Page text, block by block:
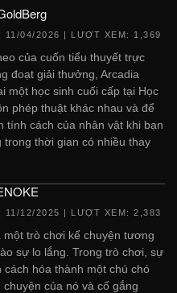
11/04/2026 | LƯỢT XEM: 1,369
của cuốn tiểu thuyết trực
đoạt giải thưởng, Arcadia
một học sinh cuối cấp tại Học
phép thuật khác nhau và để
tính cách của nhân vật khi bạn
thời gian có nhiều thay
11/12/2025 | LƯỢT XEM: 2,383
một trò chơi kể chuyện tương
sự lo lắng. Trong trò chơi, sự
cách hóa thành một chú chó
của nó và cố gắng